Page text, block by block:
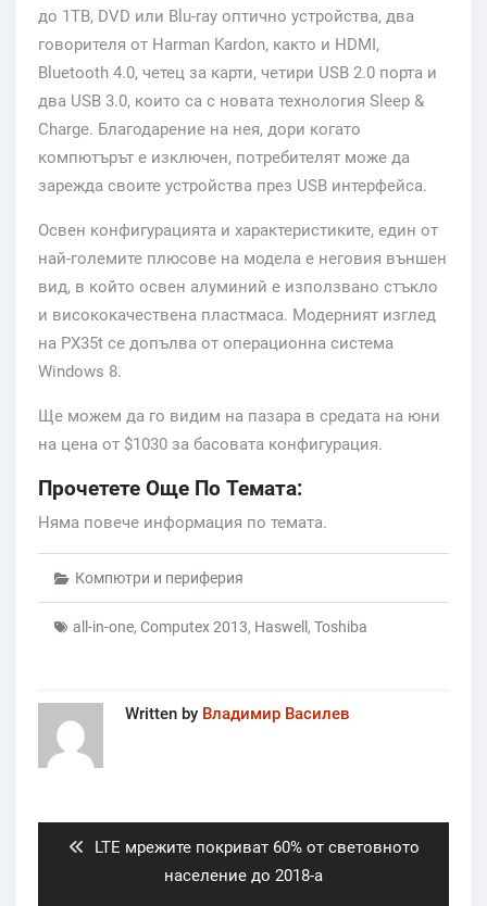
до 1TB, DVD или Blu-ray оптично устройства, два
говорителя от Harman Kardon, както и HDMI,
Bluetooth 4.0, четец за карти, четири USB 2.0 порта и
два USB 3.0, които са с новата технология Sleep &
Charge. Благодарение на нея, дори когато
компютърът е изключен, потребителят може да
зарежда своите устройства през USB интерфейса.
Освен конфигурацията и характеристиките, един от
най-големите плюсове на модела е неговия външен
вид, в който освен алуминий е използвано стъкло
и висококачествена пластмаса. Модерният изглед
на PX35t се допълва от операционна система
Windows 8.
Ще можем да го видим на пазара в средата на юни
на цена от $1030 за басовата конфигурация.
Прочетете Още По Темата:
Няма повече информация по темата.
Компютри и периферия
all-in-one, Computex 2013, Haswell , Toshiba
Written by Владимир Василев
Previous
LTE мрежите покриват 60% от световното
население до 2018-а